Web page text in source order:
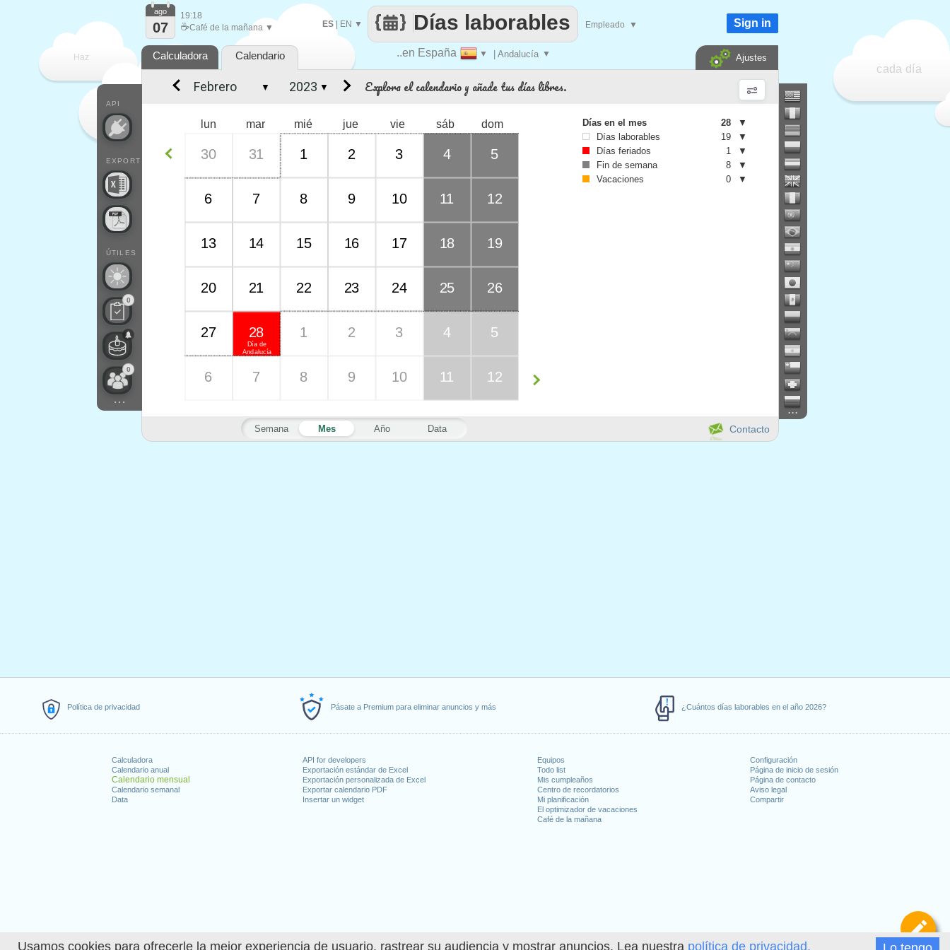
Usamos cookies para ofrecerle la mejor experiencia de usuario, rastrear su audiencia y mostrar anuncios. Lea nuestra política de privacidad.
Política de privacidad Pásate a Premium para eliminar anuncios y más ¿Cuántos días laborables en el año 2026?
Calculadora
Calendario anual
Calendario mensual
Calendario semanal
Data
API for developers
Exportación estándar de Excel
Exportación personalizada de Excel
Exportar calendario PDF
Insertar un widget
Equipos
Todo list
Mis cumpleaños
Centro de recordatorios
Mi planificación
El optimizador de vacaciones
Café de la mañana
Configuración
Página de inicio de sesión
Página de contacto
Aviso legal
Compartir
Haz
cada día
..en España ▼ | Andalucía ▼
Días laborables
ES| EN ▼ Empleado ▼
API
EXPORT
ÚTILES
0
0
...
ago
07
19:18
☕Café de la mañana ▼ Sign in
Calculadora Calendario Ajustes
...
Contacto
Explora el calendario y añade tus días libres.
Semana Mes Año Data
lun mar mié jue vie sáb dom
30 31 1 2 3 4 5
6 7 8 9 10 11 12
13 14 15 16 17 18 19
20 21 22 23 24 25 26
27
Día de
Andalucía
28 1 2 3 4 5
6 7 8 9 10 11 12
▼ ▼
Días en el mes 28
▼
Días laborables
19
▼
Días feriados
1
▼
Fin de semana
8
▼
Vacaciones
0 ▼